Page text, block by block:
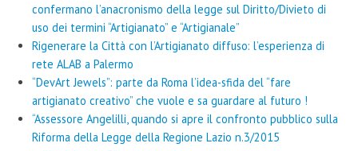
confermano l’anacronismo della legge sul Diritto/Divieto di
uso dei termini “Artigianato” e “Artigianale”
Rigenerare la Città con l’Artigianato diffuso: l’esperienza di
rete ALAB a Palermo
“DevArt Jewels”: parte da Roma l’idea-sfida del “fare
artigianato creativo” che vuole e sa guardare al futuro !
“Assessore Angelilli, quando si apre il confronto pubblico sulla
Riforma della Legge della Regione Lazio n.3/2015